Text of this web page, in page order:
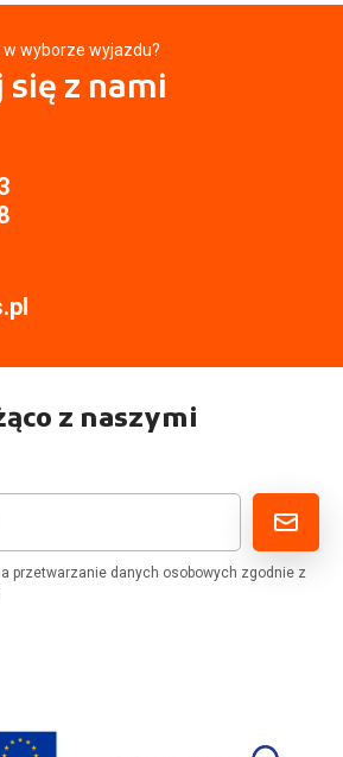
wyborze wyjazdu?
się z nami
z naszymi
przetwarzanie danych osobowych zgodnie z